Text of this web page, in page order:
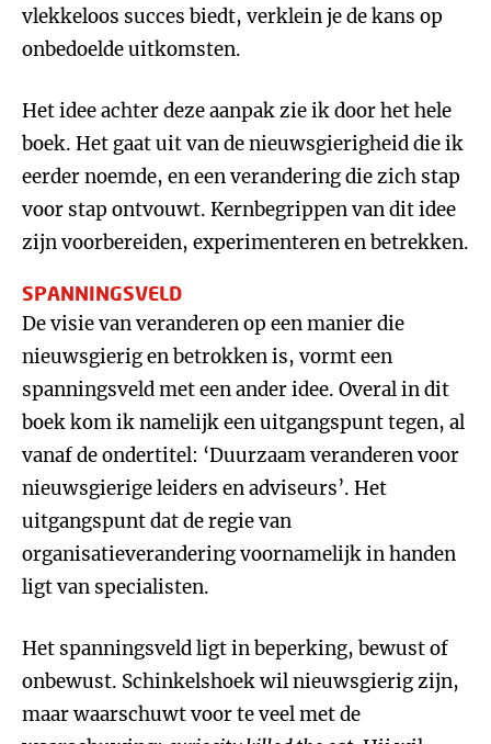
vlekkeloos succes biedt, verklein je de kans op
onbedoelde uitkomsten.
Het idee achter deze aanpak zie ik door het hele
boek. Het gaat uit van de nieuwsgierigheid die ik
eerder noemde, en een verandering die zich stap
voor stap ontvouwt. Kernbegrippen van dit idee
zijn voorbereiden, experimenteren en betrekken.
SPANNINGSVELD
De visie van veranderen op een manier die
nieuwsgierig en betrokken is, vormt een
spanningsveld met een ander idee. Overal in dit
boek kom ik namelijk een uitgangspunt tegen, al
vanaf de ondertitel: ‘Duurzaam veranderen voor
nieuwsgierige leiders en adviseurs’. Het
uitgangspunt dat de regie van
organisatieverandering voornamelijk in handen
ligt van specialisten.
Het spanningsveld ligt in beperking, bewust of
onbewust. Schinkelshoek wil nieuwsgierig zijn,
maar waarschuwt voor te veel met de